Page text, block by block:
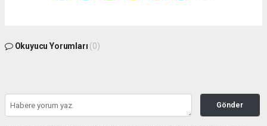
Okuyucu Yorumları (0)
Gönder